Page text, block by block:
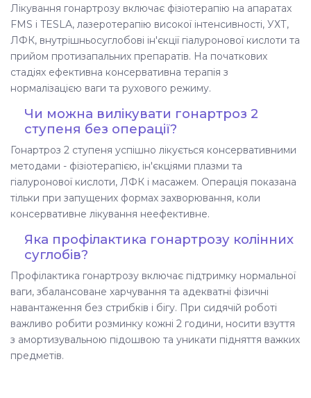
Лікування гонартрозу включає фізіотерапію на апаратах
FMS і TESLA, лазеротерапію високої інтенсивності, УХТ,
ЛФК, внутрішньосуглобові ін'єкції гіалуронової кислоти та
прийом протизапальних препаратів. На початкових
стадіях ефективна консервативна терапія з
нормалізацією ваги та рухового режиму.
Чи можна вилікувати гонартроз 2
ступеня без операції?
Гонартроз 2 ступеня успішно лікується консервативними
методами - фізіотерапією, ін'єкціями плазми та
гіалуронової кислоти, ЛФК і масажем. Операція показана
тільки при запущених формах захворювання, коли
консервативне лікування неефективне.
Яка профілактика гонартрозу колінних
суглобів?
Профілактика гонартрозу включає підтримку нормальної
ваги, збалансоване харчування та адекватні фізичні
навантаження без стрибків і бігу. При сидячій роботі
важливо робити розминку кожні 2 години, носити взуття
з амортизувальною підошвою та уникати підняття важких
предметів.